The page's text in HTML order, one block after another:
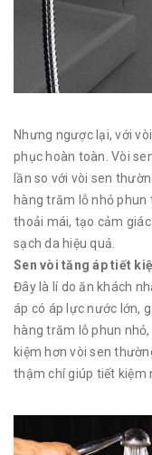
Nhưng ngược lại, với
phục hoàn toàn. Vòi
lần so với vòi sen
hàng trăm lỗ nhỏ
thoải mái, tạo cảm
sạch da hiệu quả.
Sen vòi tăng áp tiết
Đây là lí do ăn khách
áp có áp lực nước lớn,
hàng trăm lỗ phun
kiệm hơn vòi sen
thậm chí giúp tiết kiệm